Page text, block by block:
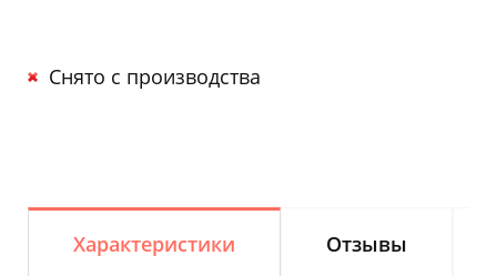
Снято с производства
Характеристики Отзывы